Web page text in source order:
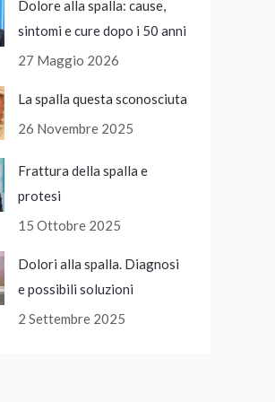
Dolore alla spalla: cause,
sintomi e cure dopo i 50 anni
27 Maggio 2026
La spalla questa sconosciuta
26 Novembre 2025
Frattura della spalla e
protesi
15 Ottobre 2025
Dolori alla spalla. Diagnosi
e possibili soluzioni
2 Settembre 2025